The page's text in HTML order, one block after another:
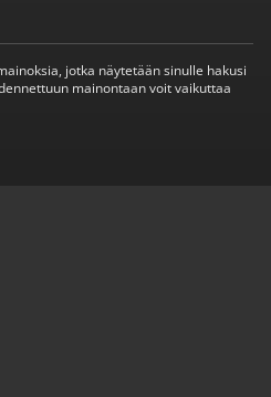
jotka näytetään sinulle hakusi
mainontaan voit vaikuttaa